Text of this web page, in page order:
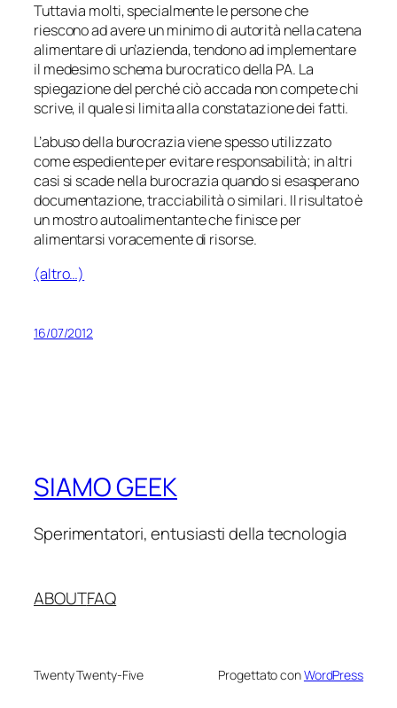
Tuttavia molti, specialmente le persone che
riescono ad avere un minimo di autorità nella catena
alimentare di un’azienda, tendono ad implementare
il medesimo schema burocratico della PA. La
spiegazione del perché ciò accada non compete chi
scrive, il quale si limita alla constatazione dei fatti.
L’abuso della burocrazia viene spesso utilizzato
come espediente per evitare responsabilità; in altri
casi si scade nella burocrazia quando si esasperano
documentazione, tracciabilità o similari. Il risultato è
un mostro autoalimentante che finisce per
alimentarsi voracemente di risorse.
(altro…)
16/07/2012
SIAMO GEEK
Sperimentatori, entusiasti della tecnologia
ABOUTFAQ
Twenty Twenty-Five Progettato conWordPress